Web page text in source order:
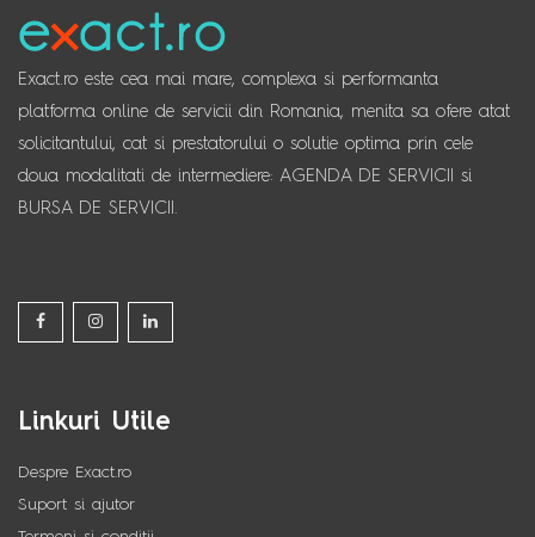
Exact.ro este cea mai mare, complexa si performanta
platforma online de servicii din Romania, menita sa ofere atat
solicitantului, cat si prestatorului o solutie optima prin cele
doua modalitati de intermediere: AGENDA DE SERVICII si
BURSA DE SERVICII.
Linkuri Utile
Despre Exact.ro
Suport si ajutor